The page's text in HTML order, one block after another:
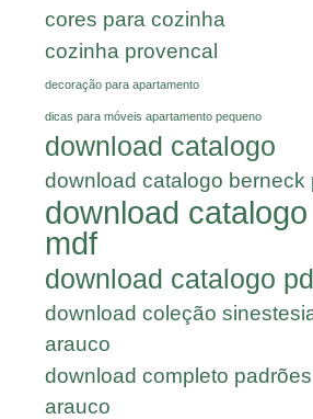
cores para cozinha
cozinha provencal
decoração para apartamento
dicas para móveis apartamento pequeno
download catalogo
download catalogo berneck
download catalogo
mdf
download catalogo
download coleção
arauco
download completo padrões
arauco